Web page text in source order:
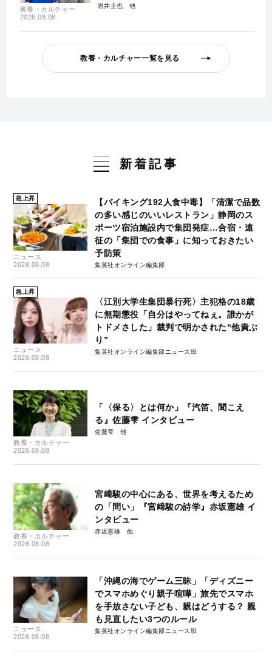
教養・カルチャー
2026.08.08
岩井圭也
教養・カルチャー一覧を見る
新着記事
急上昇
ニュース
2026.08.08
【バイキング192人食中毒】「清潔で品数
の多い感じのいいレストラン」静岡のス
ポーツ宿泊施設内で集団発症…合宿・遠
征の「集団での食事」に知っておきたい
予防策
集英社オンライン編集部
急上昇
ニュース
2026.08.08
〈江別大学生集団暴行死〉主犯格の18歳
に無期懲役「自分はやってねぇ。誰かが
トドメさした」裁判で明かされた“他責ぶ
り”
集英社オンライン編集部ニュース班
教養・カルチャー
2026.08.08
「〈保る〉とは何か」『汽笛、聞こえ
る』佐藤雫 インタビュー
佐藤雫
教養・カルチャー
2026.08.08
宮﨑駿の中心にある、世界を考えるため
の「問い」『宮﨑駿の詩学』赤坂憲雄 イ
ンタビュー
赤坂憲雄
ニュース
2026.08.08
「沖縄の海でゲーム三昧」「ディズニー
でスマホめぐり親子喧嘩」旅先でスマホ
を手放さない子ども、親はどうする？ 親
も見直したい3つのルール
集英社オンライン編集部ニュース班